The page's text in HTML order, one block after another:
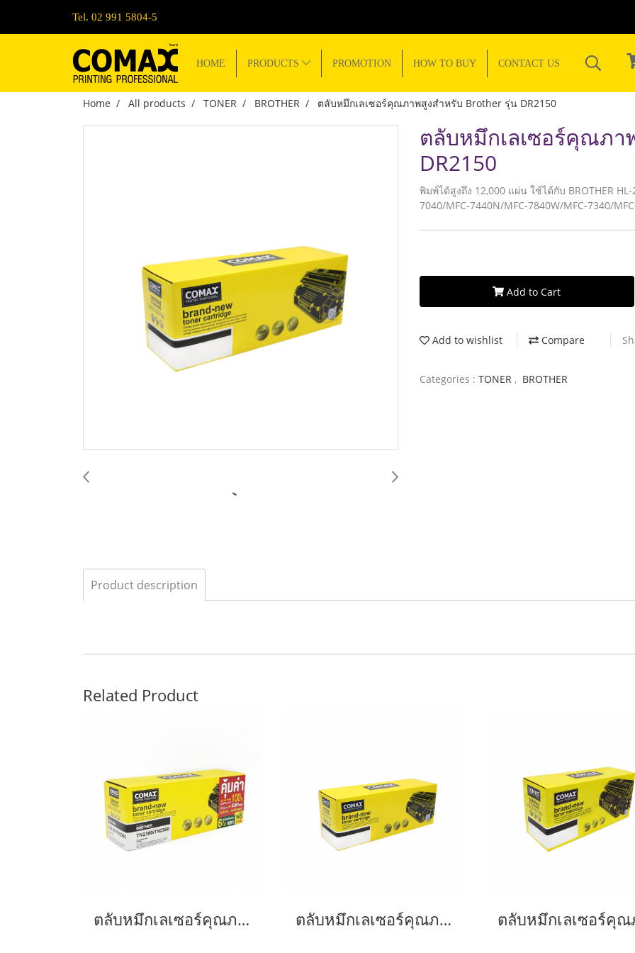
Tel. 02 991 5804-5
HOME PRODUCTS PROMOTION HOW TO BUY CONTACT US
Home All products TONER BROTHER ตลับหมึกเลเซอร์คุณภาพสูงสำหรับ Brother รุ่น DR2150
ตลับหมึกเลเซอร์คุณภ
DR2150
พิมพ์ได้สูงถึง 12,000 แผ่น ใช้ได้กับ BROTHER
7040/MFC-7440N/MFC-7840W/MFC-7340/
Add to Cart
Add to wishlist Compare
Categories : TONER , BROTHER
Product description
Related Product
ตลับหมึกเลเซอร์คุณภาพสูงสำหรับ Brother รุ่น TN2380 /TN2360 NEW-JUMBO ตลับหมึกเลเซอร์คุณภาพสูงสำหรับ Brother รุ่น TN2360/TN2380